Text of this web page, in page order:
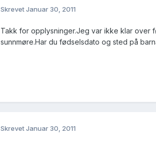
SkrevetJanuar 30, 2011
Takk for opplysninger.Jeg var ikke klar over
sunnmøre.Har du fødselsdato og sted på
SkrevetJanuar 30, 2011